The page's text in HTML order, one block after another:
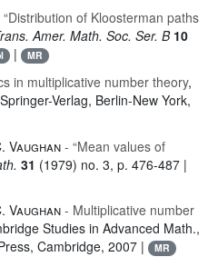
“Distribution of Kloosterman paths
Amer. Math. Soc. Ser. B10
| MR
in multiplicative number theory,
Verlag, Berlin-New York,
Vaughan - “Mean values of
31 (1979) no. 3, p. 476-487 |
Vaughan - Multiplicative number
Studies in Advanced Math.,
Cambridge, 2007 | MR